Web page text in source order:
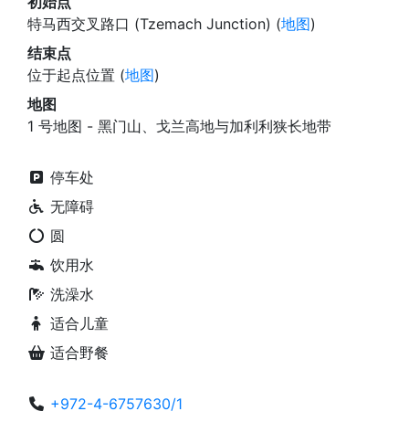
特马西交叉路口 (Tzemach Junction) (地图)
结束点
位于起点位置 (地图)
地图
1 号地图 - 黑门山、戈兰高地与加利利狭长地带
停车处
无障碍
圆
饮用水
洗澡水
适合儿童
适合野餐
+972-4-6757630/1